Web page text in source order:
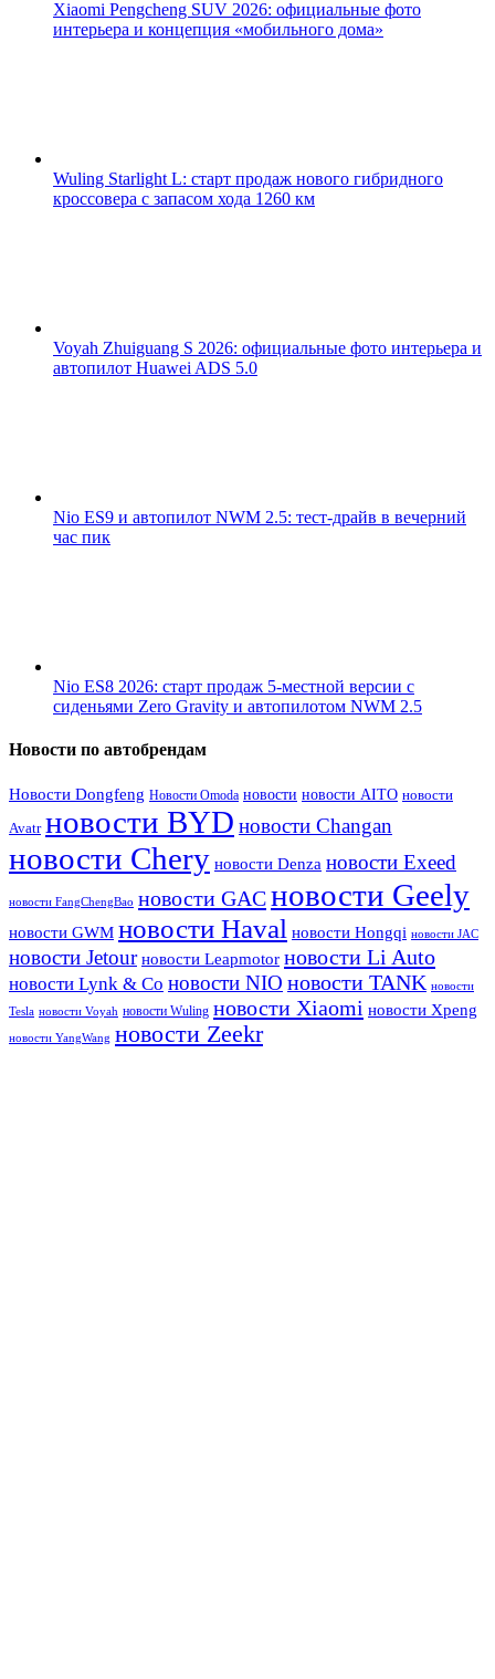
Xiaomi Pengcheng SUV 2026: официальные фото
интерьера и концепция «мобильного дома»
Wuling Starlight L: старт продаж нового гибридного
кроссовера с запасом хода 1260 км
Voyah Zhuiguang S 2026: официальные фото интерьера и
автопилот Huawei ADS 5.0
Nio ES9 и автопилот NWM 2.5: тест-драйв в вечерний
час пик
Nio ES8 2026: старт продаж 5-местной версии с
сиденьями Zero Gravity и автопилотом NWM 2.5
Новости по автобрендам
Новости Dongfeng Новости Omoda новости новости AITO новости
Avatr новости BYD новости Changan
новости Chery новости Denza новости Exeed
новости FangChengBao новости GACновости Geely
новости GWM новости Haval новости Hongqi новости JAC
новости Jetour новости Leapmotor новости Li Auto
новости Lynk & Co новости NIO новости TANK новости
Tesla новости Voyah новости Wuling новости Xiaomi новости Xpeng
новости YangWang новости Zeekr